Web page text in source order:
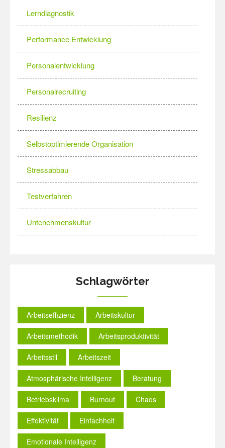
Lerndiagnostik
Performance Entwicklung
Personalentwicklung
Personalrecruiting
Resilienz
Selbstoptimierende Organisation
Stressabbau
Testverfahren
Untenehmenskultur
Schlagwörter
Arbeitseffizienz Arbeitskultur
Arbeitsmethodik Arbeitsproduktivität
Arbeitsstil Arbeitszeit
Atmosphärische Intelligenz Beratung
Betriebsklima Burnout Chaos
Effektivität Einfachheit
Emotionale Intelligenz